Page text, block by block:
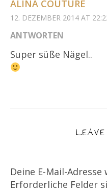
ALINA COUTURE
12. DEZEMBER 2014 AT
ANTWORTEN
Super süße Nägel..
Deine E-Mail-
Erforderliche Felder